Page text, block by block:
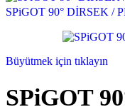
SPiGOT 90° DİRSEK /
Büyütmek için tıklayın
SPiGOT